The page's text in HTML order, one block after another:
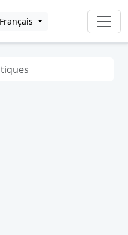
Français